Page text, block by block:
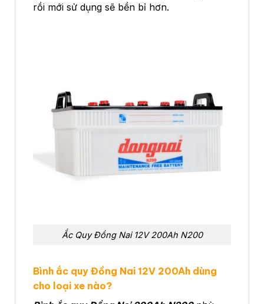
rồi mới sử dụng sẽ bền bỉ hơn.
Ắc Quy Đồng Nai 12V 200Ah N200
Bình ắc quy Đồng Nai 12V 200Ah dùng
cho loại xe nào?